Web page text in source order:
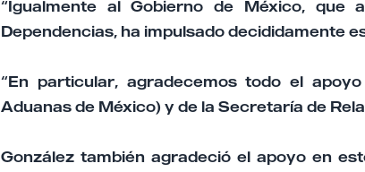
“Igualmente al Gobierno de México,
Dependencias, ha impulsado decididamente
“En particular, agradecemos todo el
Aduanas de México) y de la Secretaría de
González también agradeció el apoyo en